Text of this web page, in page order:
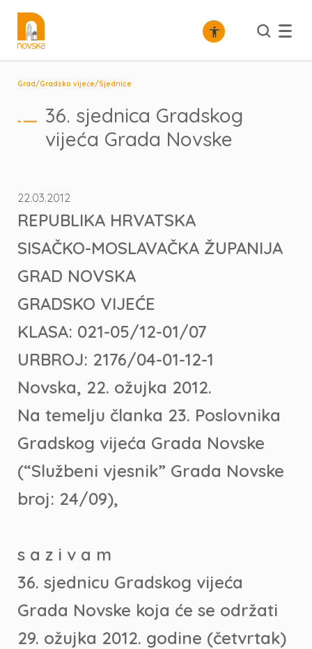
Grad/Gradsko vijeće/Sjednice
36. sjednica Gradskog
vijeća Grada Novske
22.03.2012
REPUBLIKA HRVATSKA
SISAČKO-MOSLAVAČKA ŽUPANIJA
GRAD NOVSKA
GRADSKO VIJEĆE
KLASA: 021-05/12-01/07
URBROJ: 2176/04-01-12-1
Novska, 22. ožujka 2012.
Na temelju članka 23. Poslovnika
Gradskog vijeća Grada Novske
(“Službeni vjesnik” Grada Novske
broj: 24/09),
s a z i v a m
36. sjednicu Gradskog vijeća
Grada Novske koja će se održati
29. ožujka 2012. godine (četvrtak)